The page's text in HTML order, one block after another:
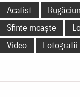
Acatist
Sfinte moaște
Video
Fotografii